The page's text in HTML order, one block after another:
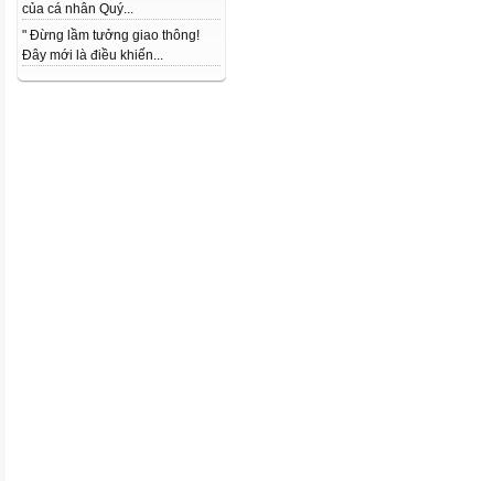
của cá nhân Quý...
" Đừng lầm tưởng giao thông!
Đây mới là điều khiến...